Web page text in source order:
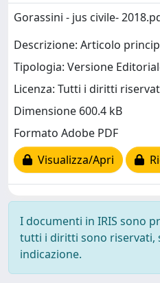
Gorassini - jus civile-
Descrizione: Articolo
Tipologia: Versione
Licenza: Tutti i diritti
Dimensione 600.4 kB
Formato Adobe PDF
Visualizza/Apri
I documenti in IRIS sono
tutti i diritti sono riservati,
indicazione.